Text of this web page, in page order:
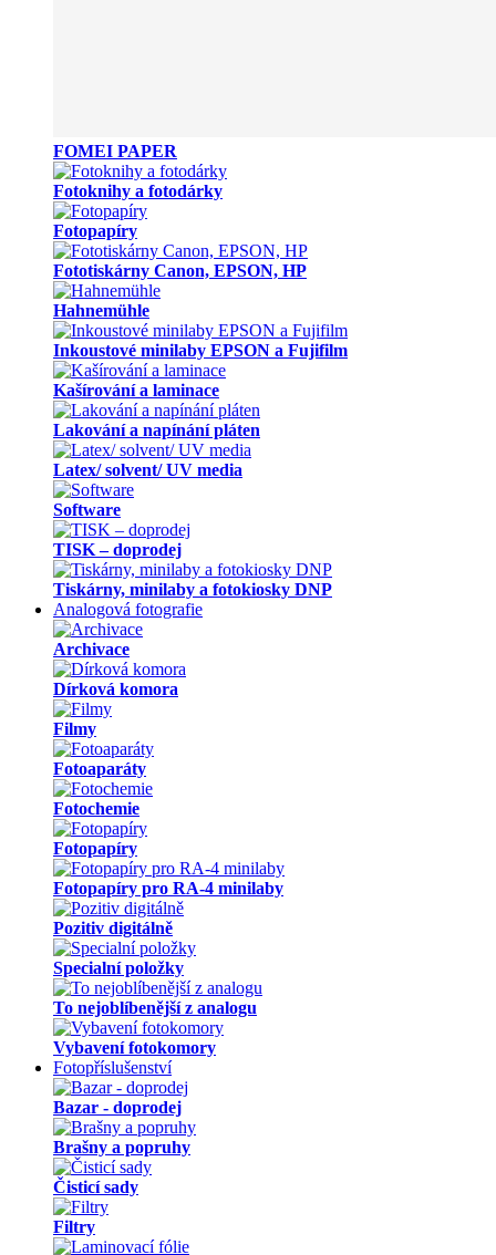
FOMEI PAPER
Fotoknihy a fotodárky
Fotopapíry
Fototiskárny Canon, EPSON, HP
Hahnemühle
Inkoustové minilaby EPSON a Fujifilm
Kašírování a laminace
Lakování a napínání pláten
Latex/ solvent/ UV media
Software
TISK – doprodej
Tiskárny, minilaby a fotokiosky DNP
Analogová fotografie
Archivace
Dírková komora
Filmy
Fotoaparáty
Fotochemie
Fotopapíry
Fotopapíry pro RA-4 minilaby
Pozitiv digitálně
Specialní položky
To nejoblíbenější z analogu
Vybavení fotokomory
Fotopříslušenství
Bazar - doprodej
Brašny a popruhy
Čisticí sady
Filtry